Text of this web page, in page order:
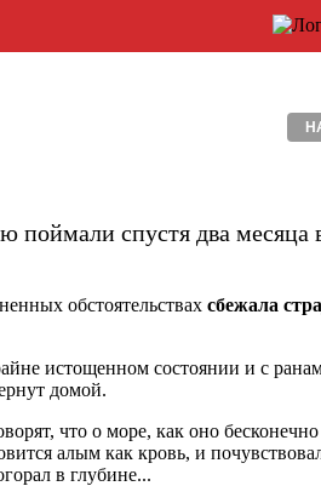
поймали спустя два месяца
обстоятельствах сбежала
истощенном состоянии и с
домой.
что о море, как оно
алым как кровь, и
в глубине...